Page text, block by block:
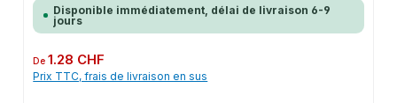
Disponible immédiatement, délai de livraison 6-9
jours
Prix régulier :
De1.28 CHF
Prix TTC, frais de livraison en sus